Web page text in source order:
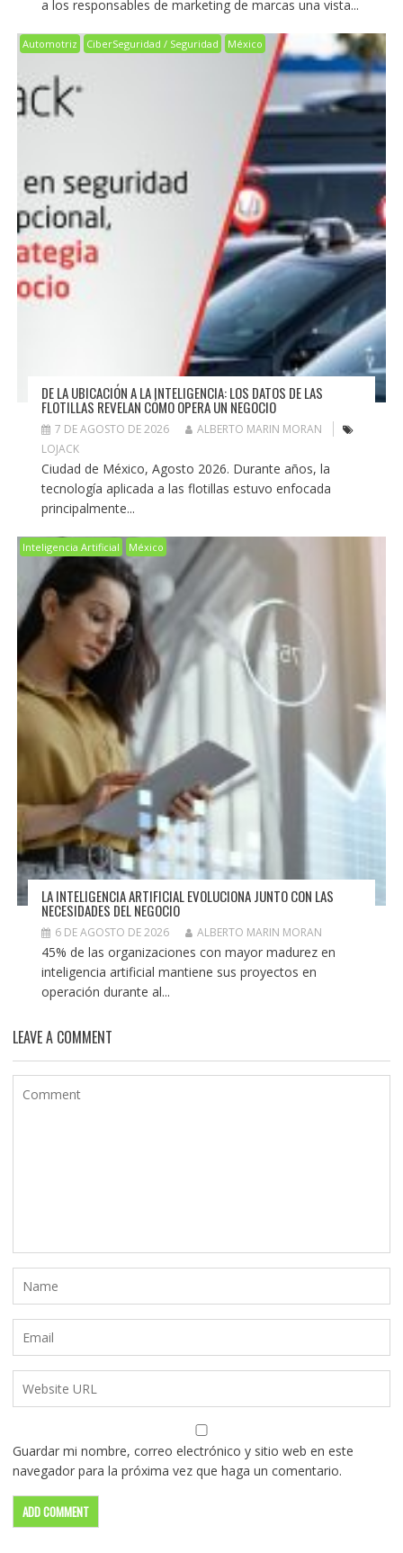
a los responsables de marketing de marcas una vista...
Automotriz CiberSeguridad / Seguridad México
DE LA UBICACIÓN A LA INTELIGENCIA: LOS DATOS DE LAS
FLOTILLAS REVELAN CÓMO OPERA UN NEGOCIO
7 DE AGOSTO DE 2026
ALBERTO MARIN MORAN
LOJACK
Ciudad de México, Agosto 2026. Durante años, la
tecnología aplicada a las flotillas estuvo enfocada
principalmente...
Inteligencia Artificial México
LA INTELIGENCIA ARTIFICIAL EVOLUCIONA JUNTO CON LAS
NECESIDADES DEL NEGOCIO
6 DE AGOSTO DE 2026 ALBERTO MARIN MORAN
45% de las organizaciones con mayor madurez en
inteligencia artificial mantiene sus proyectos en
operación durante al...
LEAVE A COMMENT
Guardar mi nombre, correo electrónico y sitio web en este
navegador para la próxima vez que haga un comentario.